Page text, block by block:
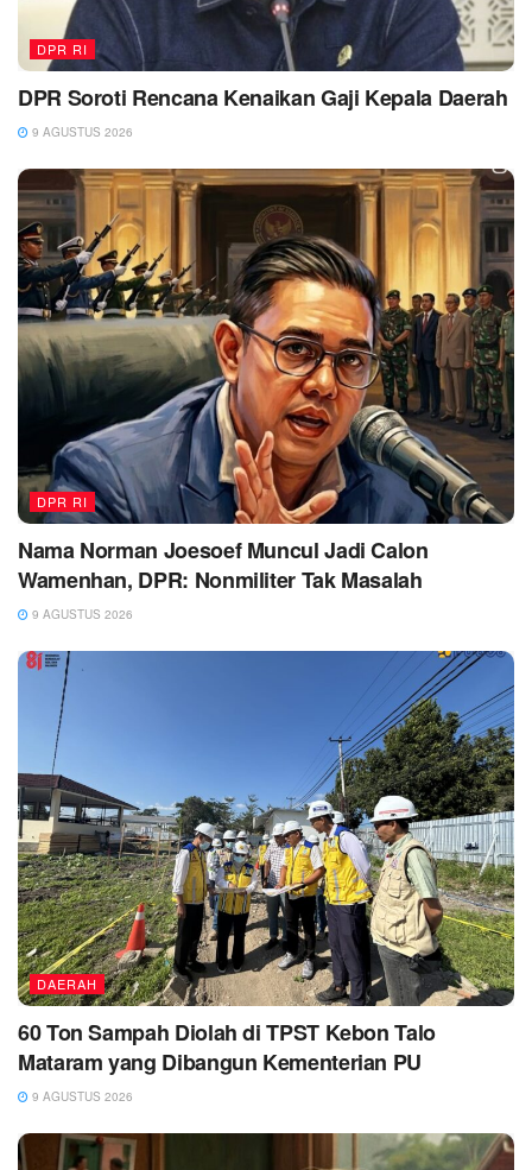
DPR RI
DPR Soroti Rencana Kenaikan Gaji Kepala Daerah
9 AGUSTUS 2026
DPR RI
Nama Norman Joesoef Muncul Jadi Calon
Wamenhan, DPR: Nonmiliter Tak Masalah
9 AGUSTUS 2026
DAERAH
60 Ton Sampah Diolah di TPST Kebon Talo
Mataram yang Dibangun Kementerian PU
9 AGUSTUS 2026